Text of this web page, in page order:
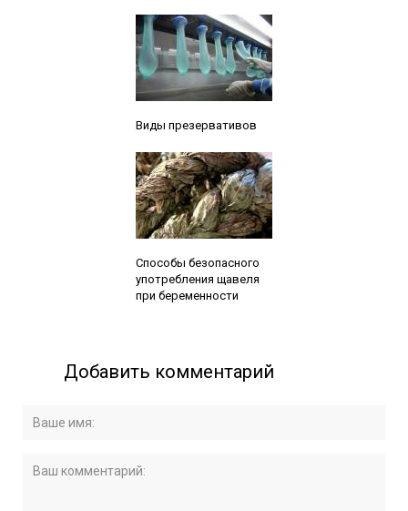
Виды презервативов
Способы безопасного
употребления щавеля
при беременности
Добавить комментарий